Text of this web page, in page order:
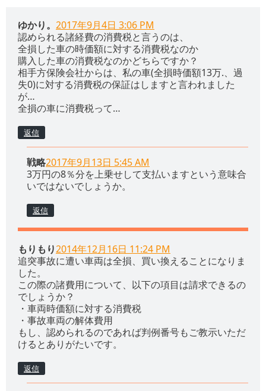
ゆかり。 2017年9月4日 3:06 PM
認められる諸経費の消費税と言うのは、
全損した車の時価額に対する消費税なのか
購入した車の消費税なのかどちらですか？
相手方保険会社からは、私の車(全損時価額13万.、過
失0)に対する消費税の保証はしますと言われました
が…
全損の車に消費税って…
返信
戦略2017年9月13日 5:45 AM
3万円の8％分を上乗せして支払いますという意味合
いではないでしょうか。
返信
もりもり2014年12月16日 11:24 PM
追突事故に遭い車両は全損、買い換えることになりま
した。
この際の諸費用について、以下の項目は請求できるの
でしょうか？
・車両時価額に対する消費税
・事故車両の解体費用
もし、認められるのであれば判例番号もご教示いただ
けるとありがたいです。
返信